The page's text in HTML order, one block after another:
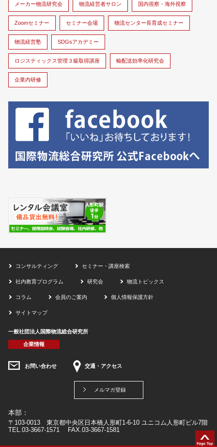
メーカー物流研究会 物流経営者サロン 国内視察・海外視察
Zoomセミナー セミナー会場 物流センター長育成セミナー
物流経営塾 SDGsアカデミー
ロジスティックス管理３級取得講座 輸配送効率化研究会
企業内研修
コンサルティング セミナー・講座検索
社内教育プログラム 研究会 物流トピックス
コラム 会員のご案内 個人情報保護方針
サイトマップ
一般社団法人国際物流総合研究所
企業情報
お問い合わせ 交通・アクセス
メルマガ登録
本部：
〒103-0013 東京都中央区日本橋人形町1-6-10 ユニコム人形町ビル7階
TEL.03-3667-1571 FAX.03-3667-1581